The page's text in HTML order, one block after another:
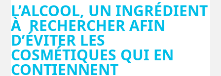
L’ALCOOL, UN INGRÉDIENT
À RECHERCHER AFIN
D’ÉVITER LES
COSMÉTIQUES QUI EN
CONTIENNENT